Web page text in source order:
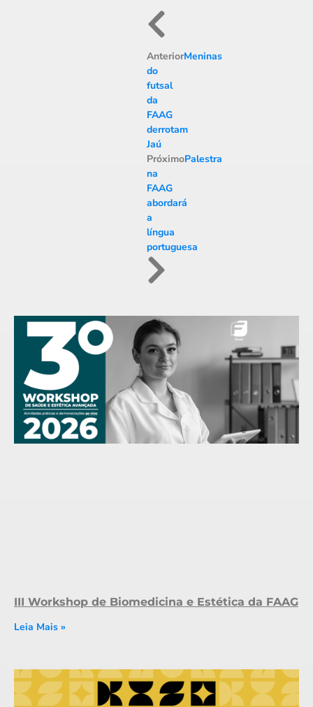
AnteriorMeninas
do
futsal
da
FAAG
derrotam
Jaú
PróximoPalestra
na
FAAG
abordará
a
língua
portuguesa
III Workshop de Biomedicina e Estética da FAAG
Leia Mais »